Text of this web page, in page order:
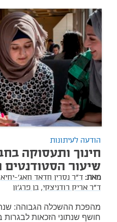
הודעה לעיתונות
חינוך ותעסוקה
שיעור
מאת: ד"ר נסרין חדאד חאג'-
ד"ר אריק רודניצקי, בן פרג'ון
חושף שנתוני הזכאות